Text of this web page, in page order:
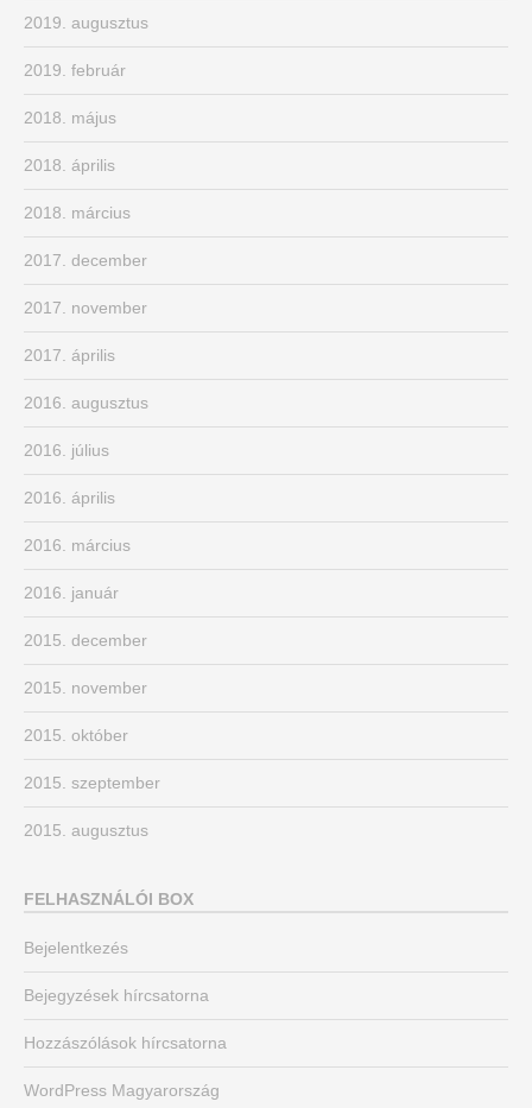
2019. augusztus
2019. február
2018. május
2018. április
2018. március
2017. december
2017. november
2017. április
2016. augusztus
2016. július
2016. április
2016. március
2016. január
2015. december
2015. november
2015. október
2015. szeptember
2015. augusztus
FELHASZNÁLÓI BOX
Bejelentkezés
Bejegyzések hírcsatorna
Hozzászólások hírcsatorna
WordPress Magyarország